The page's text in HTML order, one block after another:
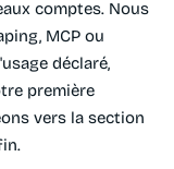
comptes. Nous
MCP ou
déclaré,
première
vers la section